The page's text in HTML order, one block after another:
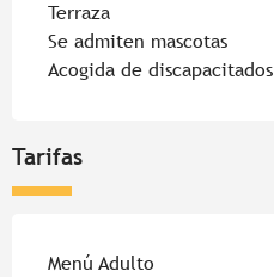
Terraza
Se admiten mascotas
Acogida de discapacitados
Tarifas
Menú Adulto